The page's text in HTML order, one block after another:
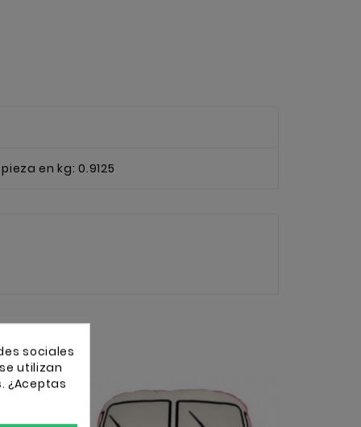
en kg: 0.9125
sociales
utilizan
¿Aceptas